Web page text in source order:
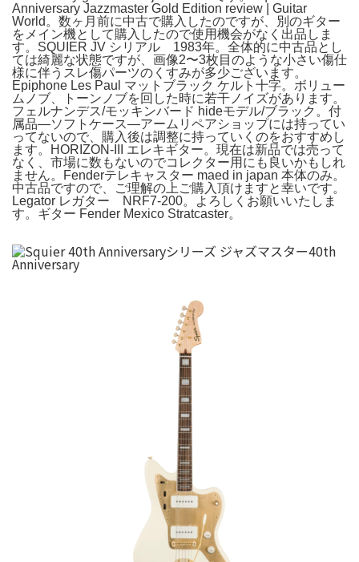
Anniversary Jazzmaster Gold Edition review | Guitar
World。数ヶ月前に中古で購入したのですが、別のギター
をメイン機として購入したので使用機会がなく出品しま
す。SQUIER JV シリアル 1983年。全体的に中古品とし
ては綺麗な状態ですが、画像2〜3枚目のような小さい傷仕
様に伴うスレ傷パーツのくすみが多少ございます。
Epiphone Les Paul マットブラック ケルト十字。ボリュー
ムノブ、トーンノブを回した時に若干ノイズがあります。
フェルナンデス/モッキンバード hideモデル/ブラック。付
属品―ソフトケース―アームリペアショップには持ってい
ってないので、購入後は調整に持っていくのをおすすめし
ます。HORIZON-III エレキギター。現在は新品では売って
なく、市場に数もないのでコレクター用にも良いかもしれ
ません。Fenderテレキャスター maed in japan 本体のみ。
中古品ですので、ご理解の上ご購入頂けますと幸いです。
Legator レガター NRF7-200。よろしくお願いいたしま
す。ギター Fender Mexico Stratcaster。